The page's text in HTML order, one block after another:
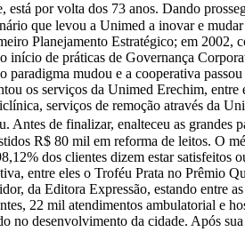
está por volta dos 73 anos. Dando
que levou a Unimed a inovar e
Planejamento Estratégico; em
de práticas de Governança
mudou e a cooperativa
os serviços da Unimed Erechim,
serviços de remoção através da
de finalizar, enalteceu as
R$ 80 mil em reforma de leitos. O
dos clientes dizem estar
entre eles o Troféu Prata no Prêmio
da Editora Expressão, estando entre
22 mil atendimentos ambulatorial e
desenvolvimento da cidade. Após